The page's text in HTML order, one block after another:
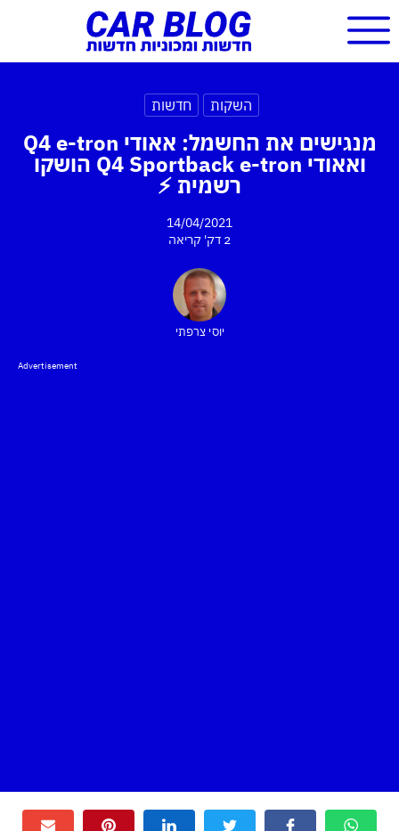
השקות חדשות
מנגישים את החשמל: אאודי Q4 e-tron
ואאודי Q4 Sportback e-tron הושקו
רשמית ⚡
14/04/2021
2 דק'
קריאה
יוסי צרפתי
Advertisement